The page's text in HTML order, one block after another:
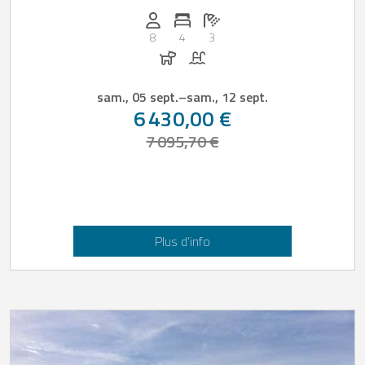
Personnes (max): 8
8
Nombre de chambres: 4
4
Nombre de salles de bain: 3
3
Chiens autorisés
Piscine
sam., 05 sept.–sam., 12 sept.
6 430,00 €
7 095,70 €
Plus d’info